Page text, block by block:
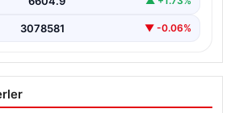
3078581 ▼ -0.06%